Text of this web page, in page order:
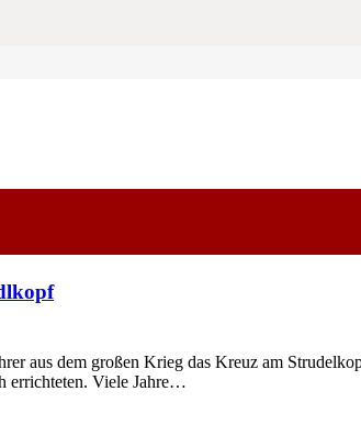
aus dem großen Krieg das Kreuz am
errichteten. Viele Jahre…